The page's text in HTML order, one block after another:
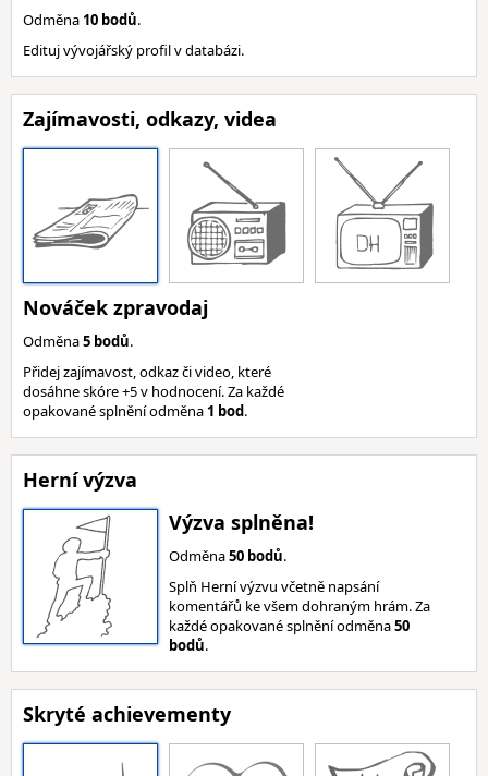
Odměna 10 bodů.
Edituj vývojářský profil v databázi.
Zajímavosti, odkazy, videa
Nováček zpravodaj
Odměna5 bodů.
Přidej zajímavost, odkaz či video, které
dosáhne skóre +5 v hodnocení. Za každé
opakované splnění odměna 1 bod.
Herní výzva
Výzva splněna!
Odměna50 bodů.
Splň Herní výzvu včetně napsání
komentářů ke všem dohraným hrám. Za
každé opakované splnění odměna50
bodů.
Skryté achievementy